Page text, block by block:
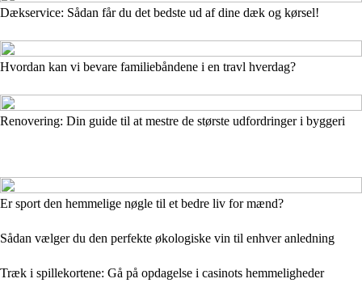
Dækservice: Sådan får du det bedste ud af dine dæk og kørsel!
Hvordan kan vi bevare familiebåndene i en travl hverdag?
Renovering: Din guide til at mestre de største udfordringer i byggeri
Er sport den hemmelige nøgle til et bedre liv for mænd?
Sådan vælger du den perfekte økologiske vin til enhver anledning
Træk i spillekortene: Gå på opdagelse i casinots hemmeligheder